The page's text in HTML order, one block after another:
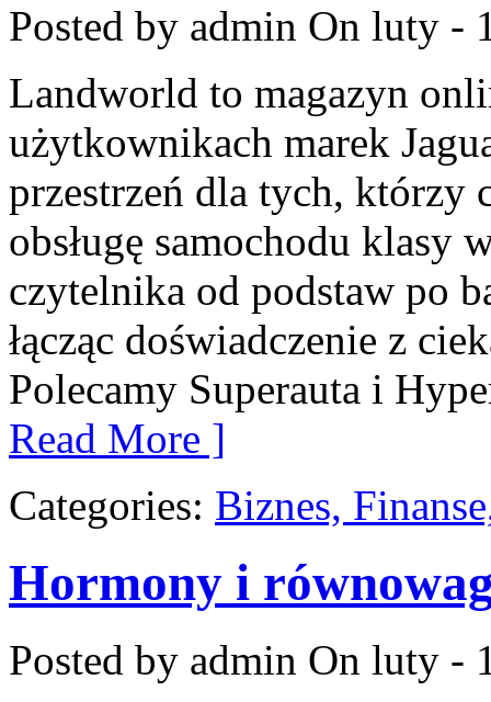
Posted by admin On luty -
Landworld to magazyn
użytkownikach marek
przestrzeń dla tych, którzy
obsługę samochodu klasy
czytelnika od podstaw po
łącząc doświadczenie z
Polecamy Superauta i
Read More ]
Categories: Biznes,
Hormony i
Posted by admin On luty -